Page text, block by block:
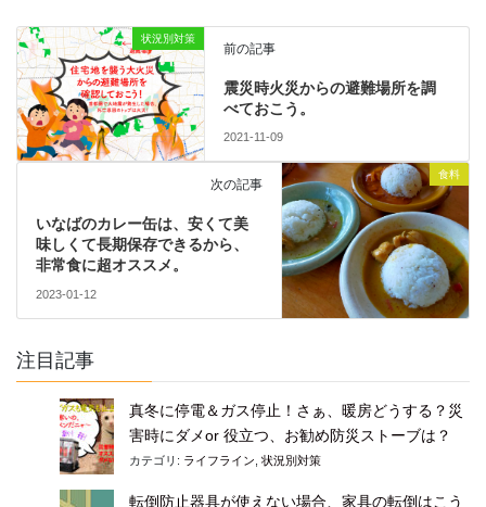
状況別対策
前の記事
震災時火災からの避難場所を調
べておこう。
2021-11-09
食料
次の記事
いなばのカレー缶は、安くて美
味しくて長期保存できるから、
非常食に超オススメ。
2023-01-12
注目記事
真冬に停電＆ガス停止！さぁ、暖房どうする？災
害時にダメor 役立つ、お勧め防災ストーブは？
カテゴリ: ライフライン 状況別対策
転倒防止器具が使えない場合、家具の転倒はこう